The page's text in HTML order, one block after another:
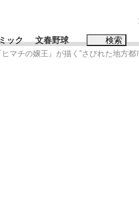
ック 文春野球 検索
チの嬢王』が描く‟さびれた地方都